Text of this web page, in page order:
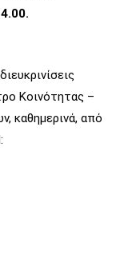
Κοινότητας –
καθημερινά, από